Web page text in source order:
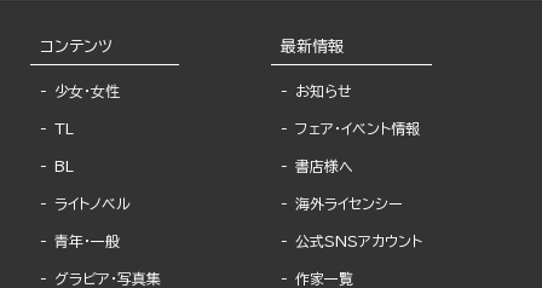
コンテンツ
少女・女性
TL
BL
ライトノベル
青年・一般
グラビア・写真集
最新情報
お知らせ
フェア・イベント情報
書店様へ
海外ライセンシー
公式SNSアカウント
作家一覧